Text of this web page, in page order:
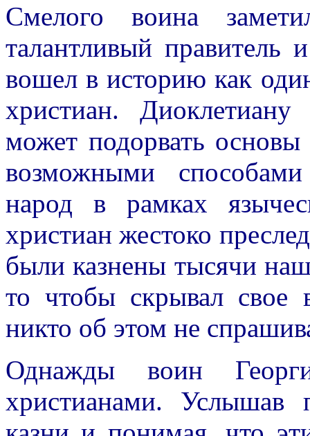
Смелого воина
талантливый правитель
вошел в историю как
христиан.
может подорвать
возможными
народ в рамках
христиан жестоко
были казнены тысячи
то чтобы скрывал свое
никто об этом не
Однажды воин
христианами. Услышав